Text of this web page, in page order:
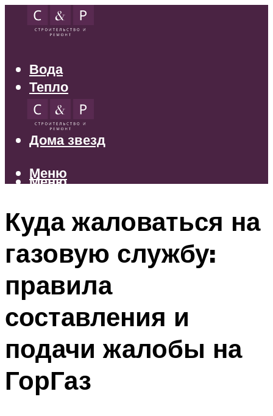
Вода
Тепло
Электрика
Свет
Дома звезд
Меню
Меню
Куда жаловаться на
газовую службу:
правила
составления и
подачи жалобы на
ГорГаз